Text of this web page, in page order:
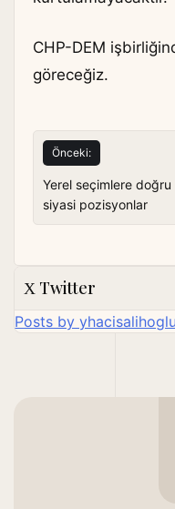
CHP-DEM
göreceğiz.
Yazı
gezinmesi
Önceki:
Yerel seçimlere doğru
siyasi pozisyonlar
Twitter
Posts by yhacisalihoglu